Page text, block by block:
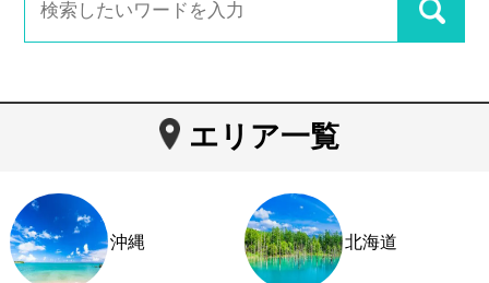
エリア一覧
沖縄 北海道